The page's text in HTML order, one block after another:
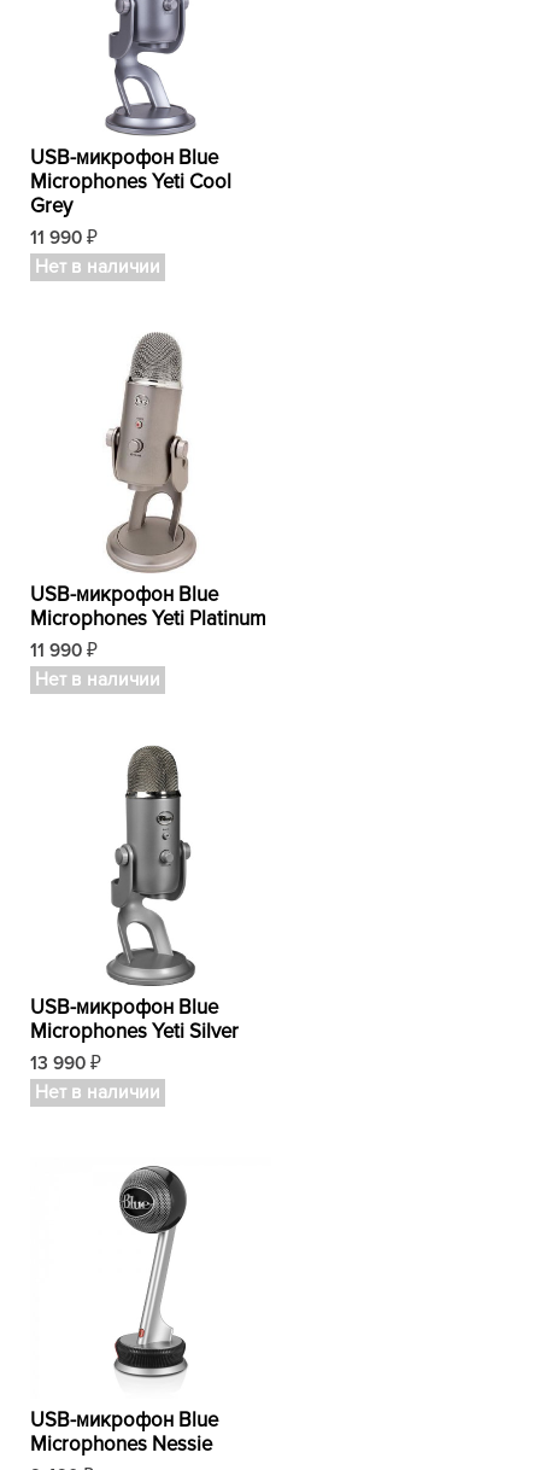
USB-микрофон Blue
Microphones Yeti Cool
Grey
11 990 ₽
Нет в наличии
USB-микрофон Blue
Microphones Yeti Platinum
11 990 ₽
Нет в наличии
USB-микрофон Blue
Microphones Yeti Silver
13 990 ₽
Нет в наличии
USB-микрофон Blue
Microphones Nessie